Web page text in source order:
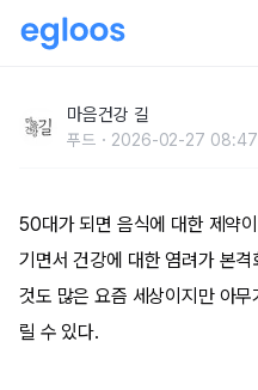
마음건강 길
푸드 2026-02-27 08:47
50대가 되면 음식에 대한 제약
기면서 건강에 대한 염려가 본
것도 많은 요즘 세상이지만 아
릴 수 있다.